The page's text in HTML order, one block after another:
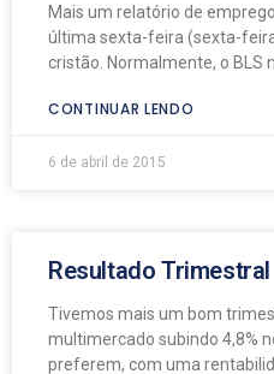
Mais um relatório de
última sexta-feira (sexta-
cristão. Normalmente, o BLS
CONTINUAR LENDO
6 de abril de 2015
Resultado Trimestral
Tivemos mais um bom
multimercado subindo 4,8%
preferem, com uma